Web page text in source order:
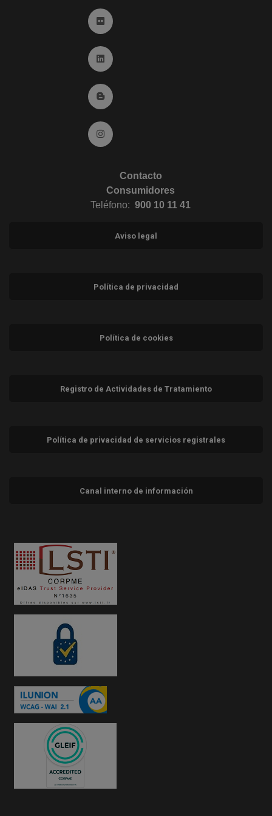
Ir a Flickr (abre en ventana nueva)
Ir a Linkedin (abre en ventana nueva)
Ir al Blog (abre en ventana nueva)
Ir a Instagram (abre en ventana nueva)
Contacto
Consumidores
Teléfono: 900 10 11 41
Aviso legal
Política de privacidad
Política de cookies
Registro de Actividades de Tratamiento
Política de privacidad de servicios registrales
Canal interno de información